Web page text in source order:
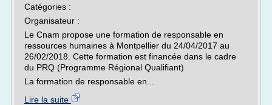
Catégories :
Organisateur :
Le Cnam propose une formation de responsable en
ressources humaines à Montpellier du 24/04/2017 au
26/02/2018. Cette formation est financée dans le cadre
du PRQ (Programme Régional Qualifiant)
La formation de responsable en...
Lire la suite